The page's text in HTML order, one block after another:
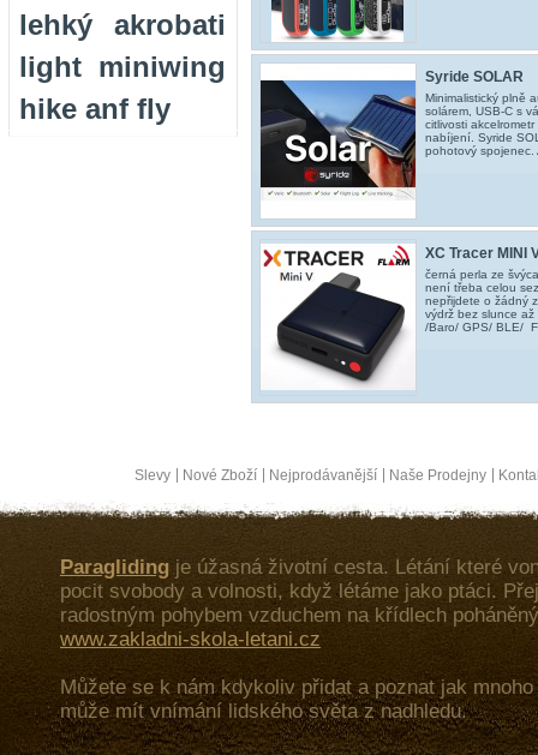
lehký
akrobati
light miniwing
hike anf fly
Syride SOLAR
Minimalistický plně
solárem, USB-C s
citlivosti
nabíjení. Syride
pohotový spojenec.
XC Tracer MINI
černá perla ze
není třeba celou
nepřijdete o žádný
výdrž bez slunce
/Baro/ GPS/ BLE/
Slevy Nové Zboží Nejprodávanější Naše Prodejny
Paragliding je úžasná životní cesta. Létání které
pocit svobody a volnosti, když létáme jako ptáci.
radostným pohybem vzduchem na křídlech
www.zakladni-skola-letani.cz
Můžete se k nám kdykoliv přidat a poznat jak
může mít vnímání lidského světa z nadhledu.